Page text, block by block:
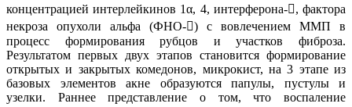
концентрацией интерлейкинов 1α, 4, интерферона-, фактора
некроза опухоли альфа (ФНО-) с вовлечением ММП в
процесс формирования рубцов и участков фиброза.
Результатом первых двух этапов становится формирование
открытых и закрытых комедонов, микрокист, на 3 этапе из
базовых элементов акне образуются папулы, пустулы и
узелки. Раннее представление о том, что воспаление